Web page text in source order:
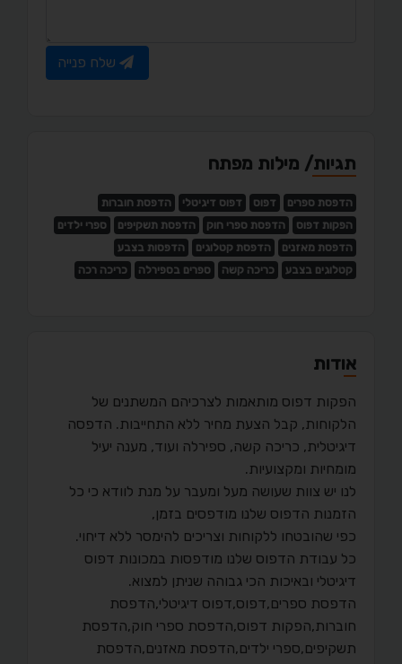
שלח פנייה
תגיות/ מילות מפתח
הדפסת ספרים דפוס דפוס דיגיטלי
הדפסת חוברות
הפקות דפוס
הדפסת ספרי חוק הדפסת תשקיפים
ספרי ילדים
הדפסת מאזנים
הדפסת קטלוגים
הדפסות בצבע
קטלוגים בצבע
כריכה קשה ספרים בספירלה כריכה רכה
אודות
הפקות דפוס מותאמות לצרכיהם המשתנים של
הלקוחות, קבל הצעת מחיר ללא התחייבות. הדפסה
דיגיטלית, כריכה קשה, ספירלה ועוד, מענה יעיל
מומחיות ומקצועיות.
לנו יש צוות שעושה מעל ומעבר על מנת לוודא כי כל
הזמנות הדפוס שלנו מודפסים בזמן,
כפי שהובטחו ללקוחות וצריכים להימסר ללא דיחוי.
כל עבודת הדפוס שלנו מודפסות במכונות דפוס
דיגיטלי ובאיכות הכי גבוהה שניתן למצוא.
הדפסת ספרים,דפוס,דפוס דיגיטלי,הדפסת
חוברות,הפקות דפוס,הדפסת ספרי חוק,הדפסת
תשקיפים,ספרי ילדים,הדפסת מאזנים,הדפסת